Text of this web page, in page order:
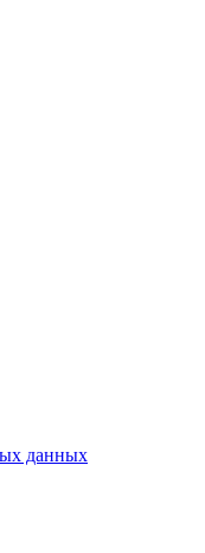
данных